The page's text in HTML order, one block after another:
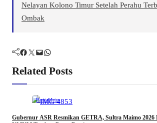
Nelayan Kolono Timur Setelah Perahu
Ombak
Facebook Twitter Mail WhatsApp
Related Posts
BeritaMetro
Gubernur ASR Resmikan GETRA, Sultra Maimo 2026